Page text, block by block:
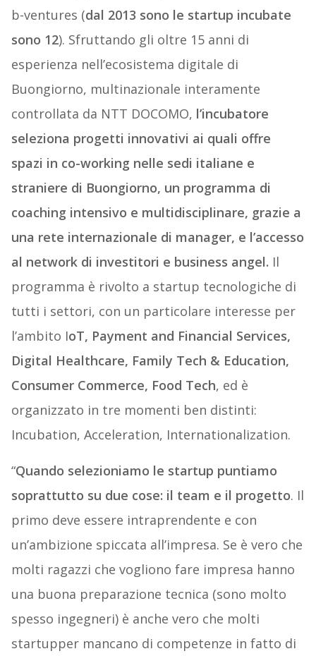
b-ventures (dal 2013 sono le startup incubate
sono 12). Sfruttando gli oltre 15 anni di
esperienza nell’ecosistema digitale di
Buongiorno, multinazionale interamente
controllata da NTT DOCOMO, l’incubatore
seleziona progetti innovativi ai quali offre
spazi in co-working nelle sedi italiane e
straniere di Buongiorno, un programma di
coaching intensivo e multidisciplinare, grazie a
una rete internazionale di manager, e l’accesso
al network di investitori e business angel. Il
programma è rivolto a startup tecnologiche di
tutti i settori, con un particolare interesse per
l’ambito IoT, Payment and Financial Services,
Digital Healthcare, Family Tech & Education,
Consumer Commerce, Food Tech, ed è
organizzato in tre momenti ben distinti:
Incubation, Acceleration, Internationalization.
“Quando selezioniamo le startup puntiamo
soprattutto su due cose: il team e il progetto. Il
primo deve essere intraprendente e con
un’ambizione spiccata all’impresa. Se è vero che
molti ragazzi che vogliono fare impresa hanno
una buona preparazione tecnica (sono molto
spesso ingegneri) è anche vero che molti
startupper mancano di competenze in fatto di